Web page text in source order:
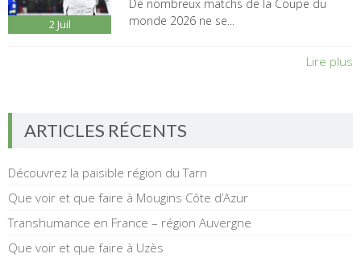
2 Juil
De nombreux matchs de la Coupe du
monde 2026 ne se...
Lire plus
ARTICLES RÉCENTS
Découvrez la paisible région du Tarn
Que voir et que faire à Mougins Côte d’Azur
Transhumance en France – région Auvergne
Que voir et que faire à Uzès